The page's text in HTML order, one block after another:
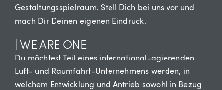
Gestaltungsspielraum. Stell Dich bei uns vor und
mach Dir Deinen eigenen Eindruck.
| WE ARE ONE
Du möchtest Teil eines international-agierenden
Luft- und Raumfahrt-Unternehmens werden, in
welchem Entwicklung und Antrieb sowohl in Bezug